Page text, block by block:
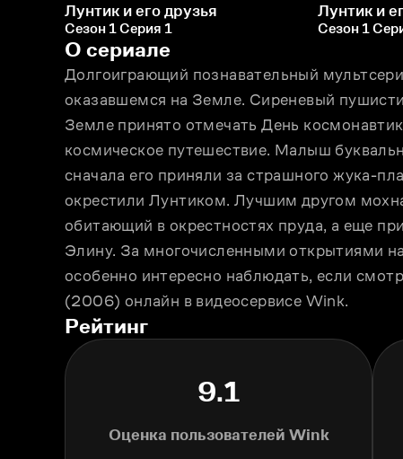
Лунтик и его друзья
Сезон 1 Серия 1
Лунтик и
Сезон 1
О сериале
Долгоиграющий познавательный
оказавшемся на Земле. Сиреневый
Земле принято отмечать День
космическое путешествие. Малыш
сначала его приняли за страшного жука-
окрестили Лунтиком. Лучшим другом
обитающий в окрестностях пруда, а еще
Элину. За многочисленными открытиями
особенно интересно наблюдать, если
(2006) онлайн в видеосервисе Wink.
Рейтинг
9.1
Оценка пользователей Wink